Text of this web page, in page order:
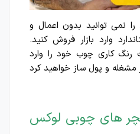
نمی توانید بدون اعمال و
وارد بازار فروش کنید.
رنگ کاری چوب خود را وارد
های چوبی لوکس